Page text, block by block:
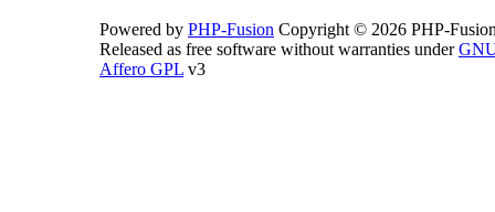
Powered by PHP-Fusion Copyright © 2026 PHP-
Released as free software without warranties under
Affero GPL v3